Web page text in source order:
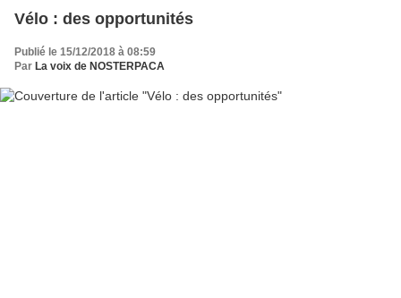
Vélo : des opportunités
Publié le 15/12/2018 à 08:59
Par La voix de NOSTERPACA